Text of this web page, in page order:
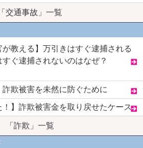
「交通事故」一覧
が教える】万引きはすぐ逮捕される
ぐ逮捕されないのはなぜ？
詐欺被害を未然に防ぐために
！】詐欺被害金を取り戻せたケース
「詐欺」一覧